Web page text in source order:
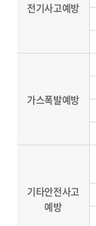
전기사고예방
가스폭발예방
기타안전사고
예방